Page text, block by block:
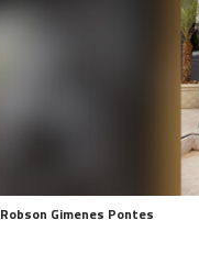
Robson Gimenes Pontes